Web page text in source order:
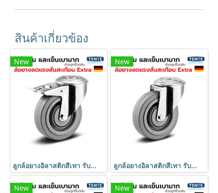
สินค้าเกี่ยวข้อง
New
ลูกล้อยางอิลาสติกสีเทา รับน้ำหนัก 450kg. รูเบรก เข็นเงียบ นุ่มนวล มาตรฐานเยอรมัน TENTE
New
ลูกล้อยางอิลาสติกสีเทา รับน้ำหนัก 450kg. รูหมุน เข็นเงียบ นุ่มนวล มาตรฐานเยอรมัน TENTE
New New